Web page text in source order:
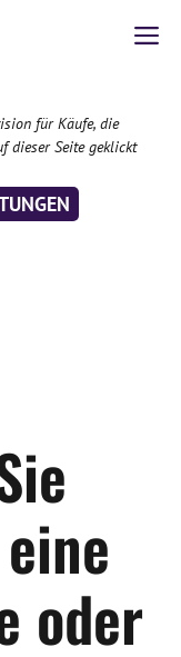
für Käufe, die
dieser Seite geklickt
oder